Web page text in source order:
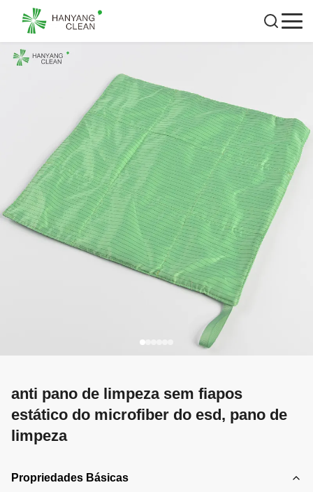
anti pano de limpeza sem fiapos
estático do microfiber do esd, pano de
limpeza
Propriedades Básicas